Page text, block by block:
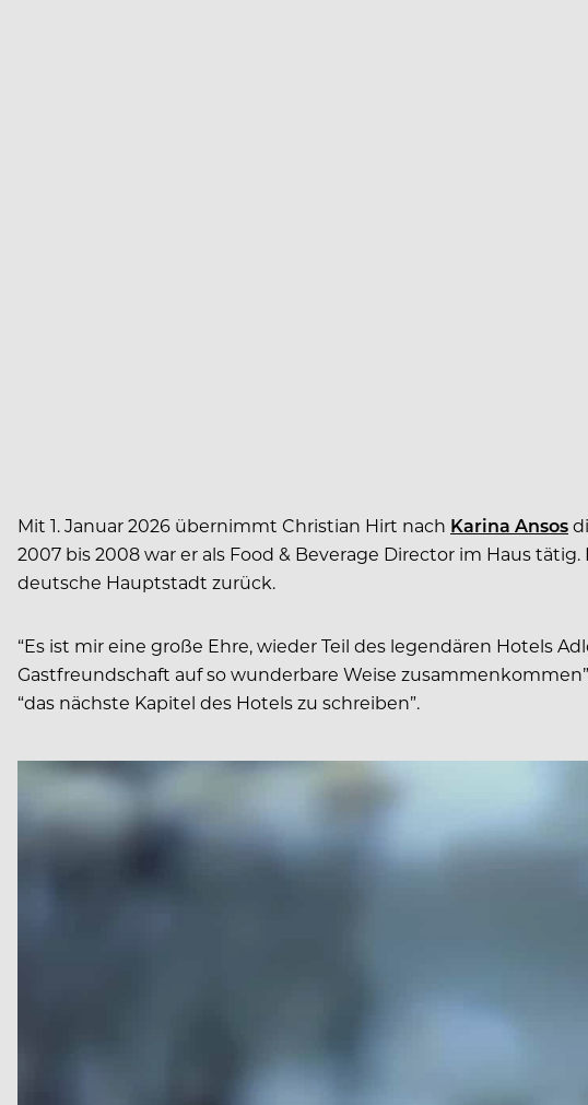
Mit 1. Januar 2026 übernimmt Christian Hirt nach Karina Ansos
2007 bis 2008 war er als Food & Beverage Director im Haus
deutsche Hauptstadt zurück.
“Es ist mir eine große Ehre, wieder Teil des legendären Hotels
Gastfreundschaft auf so wunderbare Weise
“das nächste Kapitel des Hotels zu schreiben”.